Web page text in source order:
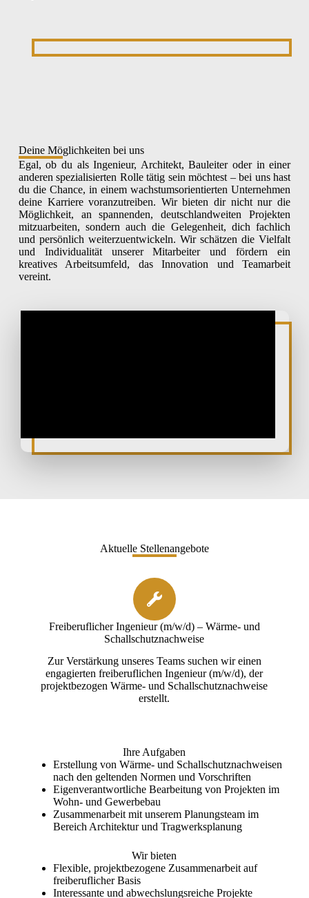
Deine Möglichkeiten bei uns
Egal, ob du als Ingenieur, Architekt, Bauleiter oder in einer
anderen spezialisierten Rolle tätig sein möchtest – bei uns hast
du die Chance, in einem wachstumsorientierten Unternehmen
deine Karriere voranzutreiben. Wir bieten dir nicht nur die
Möglichkeit, an spannenden, deutschlandweiten Projekten
mitzuarbeiten, sondern auch die Gelegenheit, dich fachlich
und persönlich weiterzuentwickeln. Wir schätzen die Vielfalt
und Individualität unserer Mitarbeiter und fördern ein
kreatives Arbeitsumfeld, das Innovation und Teamarbeit
vereint.
Aktuelle Stellenangebote
Freiberuflicher Ingenieur (m/w/d) – Wärme- und
Schallschutznachweise
Zur Verstärkung unseres Teams suchen wir einen
engagierten freiberuflichen Ingenieur (m/w/d), der
projektbezogen Wärme- und Schallschutznachweise
erstellt.
Ihre Aufgaben
Erstellung von Wärme- und Schallschutznachweisen
nach den geltenden Normen und Vorschriften
Eigenverantwortliche Bearbeitung von Projekten im
Wohn- und Gewerbebau
Zusammenarbeit mit unserem Planungsteam im
Bereich Architektur und Tragwerksplanung
Wir bieten
Flexible, projektbezogene Zusammenarbeit auf
freiberuflicher Basis
Interessante und abwechslungsreiche Projekte